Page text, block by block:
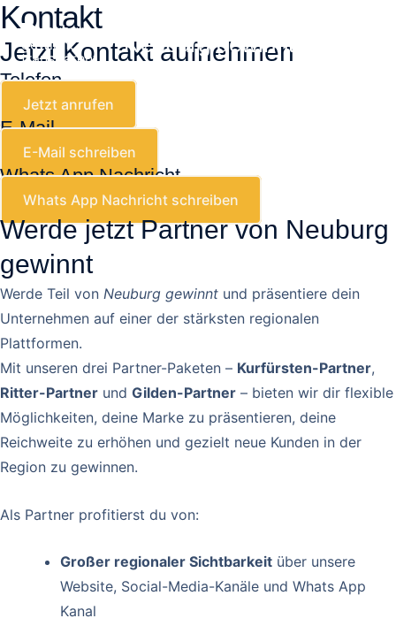
Zum
springen
Neuburg gewinnt
Kontakt
Jetzt Kontakt aufnehmen
Telefon
Jetzt anrufen
E-Mail
E-Mail schreiben
Whats App Nachricht
Whats App Nachricht schreiben
Werde jetzt Partner von Neuburg
gewinnt
Werde Teil von Neuburg gewinnt und präsentiere dein
Unternehmen auf einer der stärksten regionalen
Plattformen.
Mit unseren drei Partner-Paketen – Kurfürsten-Partner,
Ritter-Partner und Gilden-Partner – bieten wir dir flexible
Möglichkeiten, deine Marke zu präsentieren, deine
Reichweite zu erhöhen und gezielt neue Kunden in der
Region zu gewinnen.
Als Partner profitierst du von:
Großer regionaler Sichtbarkeit über unsere
Website, Social-Media-Kanäle und Whats App
Kanal